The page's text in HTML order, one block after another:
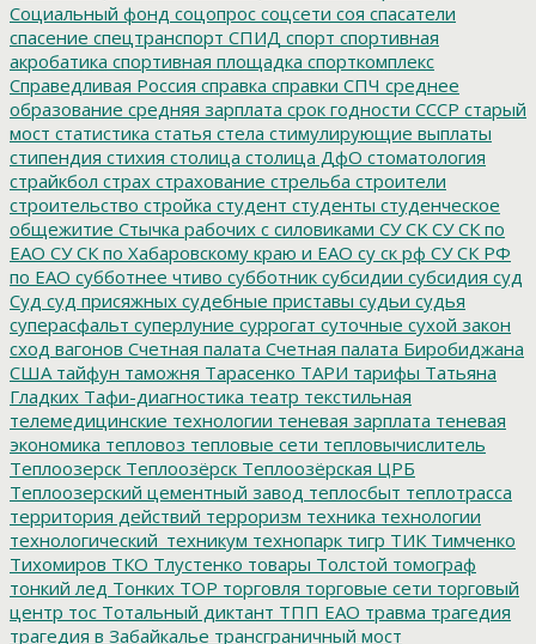
Социальный фонд соцопрос соцсети соя спасатели
спасение спецтранспорт СПИД спорт спортивная
акробатика спортивная площадка спорткомплекс
Справедливая Россия справка справки СПЧ среднее
образование средняя зарплата срок годности СССР старый
мост статистика статья стела стимулирующие выплаты
стипендия стихия столица столица ДфО стоматология
страйкбол страх страхование стрельба строители
строительство стройка студент студенты студенческое
общежитие Стычка рабочих с силовиками СУ СК СУ СК по
ЕАО СУ СК по Хабаровскому краю и ЕАО су ск рф СУ СК РФ
по ЕАО субботнее чтиво субботник субсидии субсидия суд
Суд суд присяжных судебные приставы судьи судья
суперасфальт суперлуние суррогат суточные сухой закон
сход вагонов Счетная палата Счетная палата Биробиджана
США тайфун таможня Тарасенко ТАРИ тарифы Татьяна
Гладких Тафи-диагностика театр текстильная
телемедицинские технологии теневая зарплата теневая
экономика тепловоз тепловые сети тепловычислитель
Теплоозерск Теплоозёрск Теплоозёрская ЦРБ
Теплоозерский цементный завод теплосбыт теплотрасса
территория действий терроризм техника технологии
технологический_техникум технопарк тигр ТИК Тимченко
Тихомиров ТКО Тлустенко товары Толстой томограф
тонкий лед Тонких ТОР торговля торговые сети торговый
центр тос Тотальный диктант ТПП ЕАО травма трагедия
трагедия в Забайкалье трансграничный мост